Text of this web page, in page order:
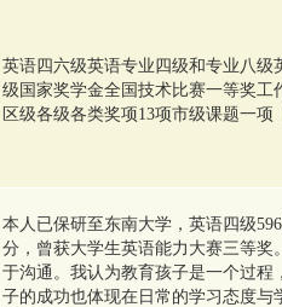
英语四六级英语专业四级和专业八级
级国家奖学金全国技术比赛一等奖工
区级各级各类奖项13项市级课题一
本人已保研至东南大学，英语四级
分，曾获大学生英语能力大赛三等奖
于沟通。我认为教育孩子是一个过程
子的成功也体现在日常的学习态度与